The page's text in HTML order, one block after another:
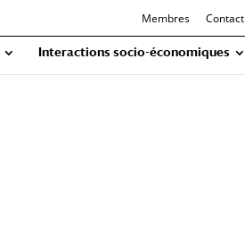
Membres Contact
Interactions socio-économiques